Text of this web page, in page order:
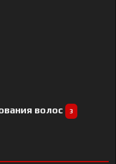
волос 3